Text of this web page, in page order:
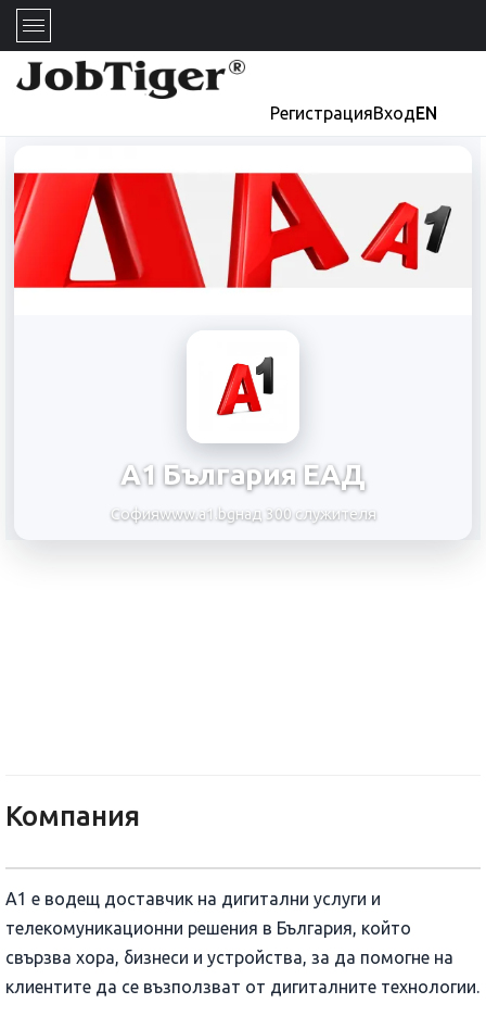
РегистрацияВходEN
А1 България ЕАД
Софияwww.a1.bgнад 300 служителя
Компания
А1 е водещ доставчик на дигитални услуги и
телекомуникационни решения в България, който
свързва хора, бизнеси и устройства, за да помогне на
клиентите да се възползват от дигиталните технологии.